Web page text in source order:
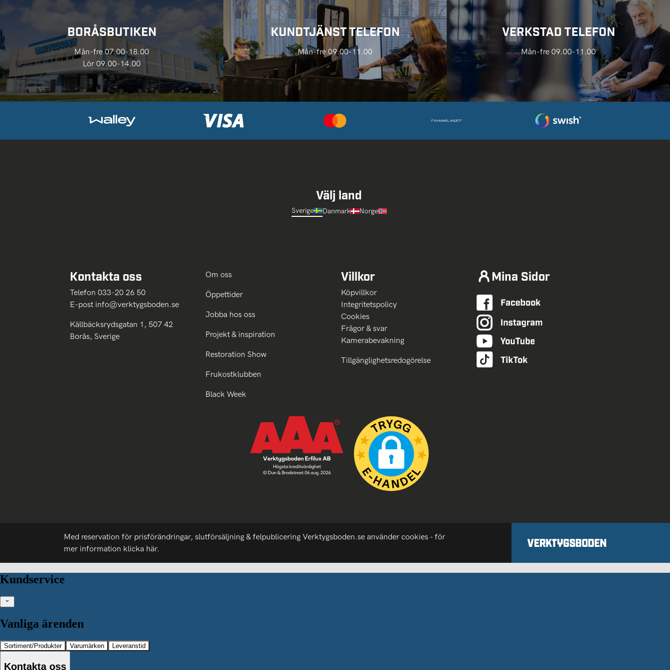
BORÅSBUTIKEN
Mån-fre 07.00-18.00
Lör 09.00-14.00
KUNDTJÄNST TELEFON
Mån-fre 09.00-11.00
VERKSTAD TELEFON
Mån-fre 09.00-11.00
Välj land
Sverige Danmark Norge
Kontakta oss
Telefon 033-20 26 50
E-post info@verktygsboden.se
Källbäcksrydsgatan 1, 507 42
Borås, Sverige
Om oss
Öppettider
Jobba hos oss
Projekt & inspiration
Restoration Show
Frukostklubben
Black Week
Villkor
Köpvillkor
Integritetspolicy
Cookies
Frågor & svar
Kamerabevakning
Tillgänglighetsredogörelse
Mina Sidor
Med reservation för prisförändringar, slutförsäljning & felpublicering Verktygsboden.se använder cookies - för
mer information klicka här.